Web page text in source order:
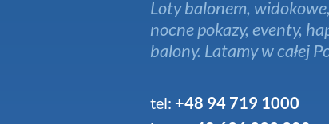
Loty balonem,
nocne pokazy, eventy,
balony. Latamy w całej
tel: +48 94 719 1000